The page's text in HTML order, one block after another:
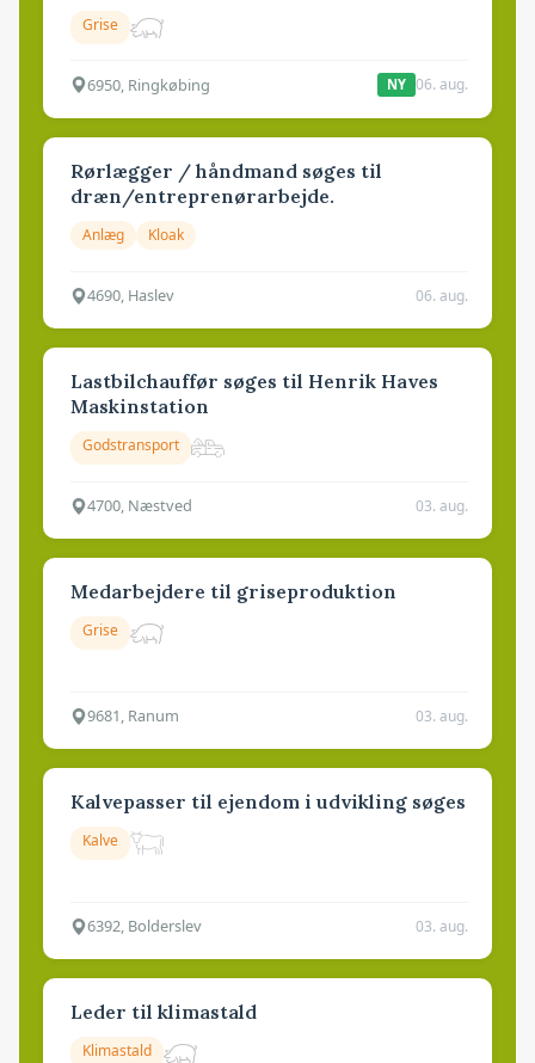
Grise
6950, Ringkøbing NY 06. aug.
Rørlægger / håndmand søges til
dræn/entreprenørarbejde.
Anlæg Kloak
4690, Haslev 06. aug.
Lastbilchauffør søges til Henrik Haves
Maskinstation
Godstransport
4700, Næstved 03. aug.
Medarbejdere til griseproduktion
Grise
9681, Ranum 03. aug.
Kalvepasser til ejendom i udvikling søges
Kalve
6392, Bolderslev 03. aug.
Leder til klimastald
Klimastald